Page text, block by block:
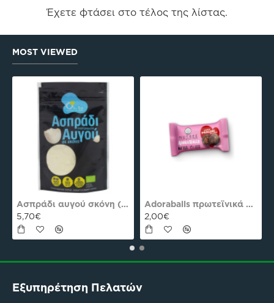
Έχετε φτάσει στο τέλος της λίστας.
MOST VIEWED
Ασπράδι αυγού σκόνη (Αλβουμίνη) Ola-Bio 50gr
5,70€
Adoraballs πρωτεϊνικά μπαλάκια choco praline delight 40γρ Nutree Χ.ΓΛ
2,00€
Εξυπηρέτηση Πελατών